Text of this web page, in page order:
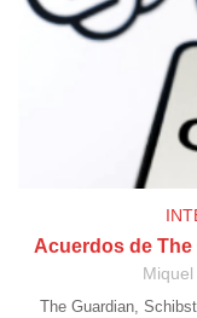
Acuerdos de The
The Guardian,